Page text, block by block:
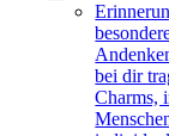
bei dir
Charms,